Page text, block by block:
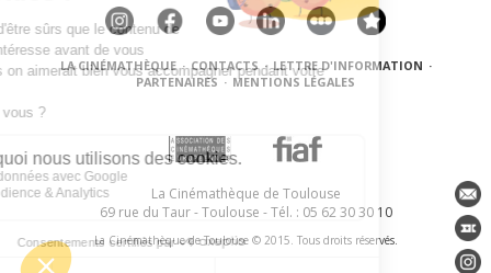
LA CINÉMATHÈQUE · CONTACTS · LETTRE D'INFORMATION ·
PARTENAIRES · MENTIONS LÉGALES
La Cinémathèque de Toulouse
69 rue du Taur - Toulouse - Tél. : 05 62 30 30 10
La Cinémathèque de Toulouse © 2015. Tous droits réservés.